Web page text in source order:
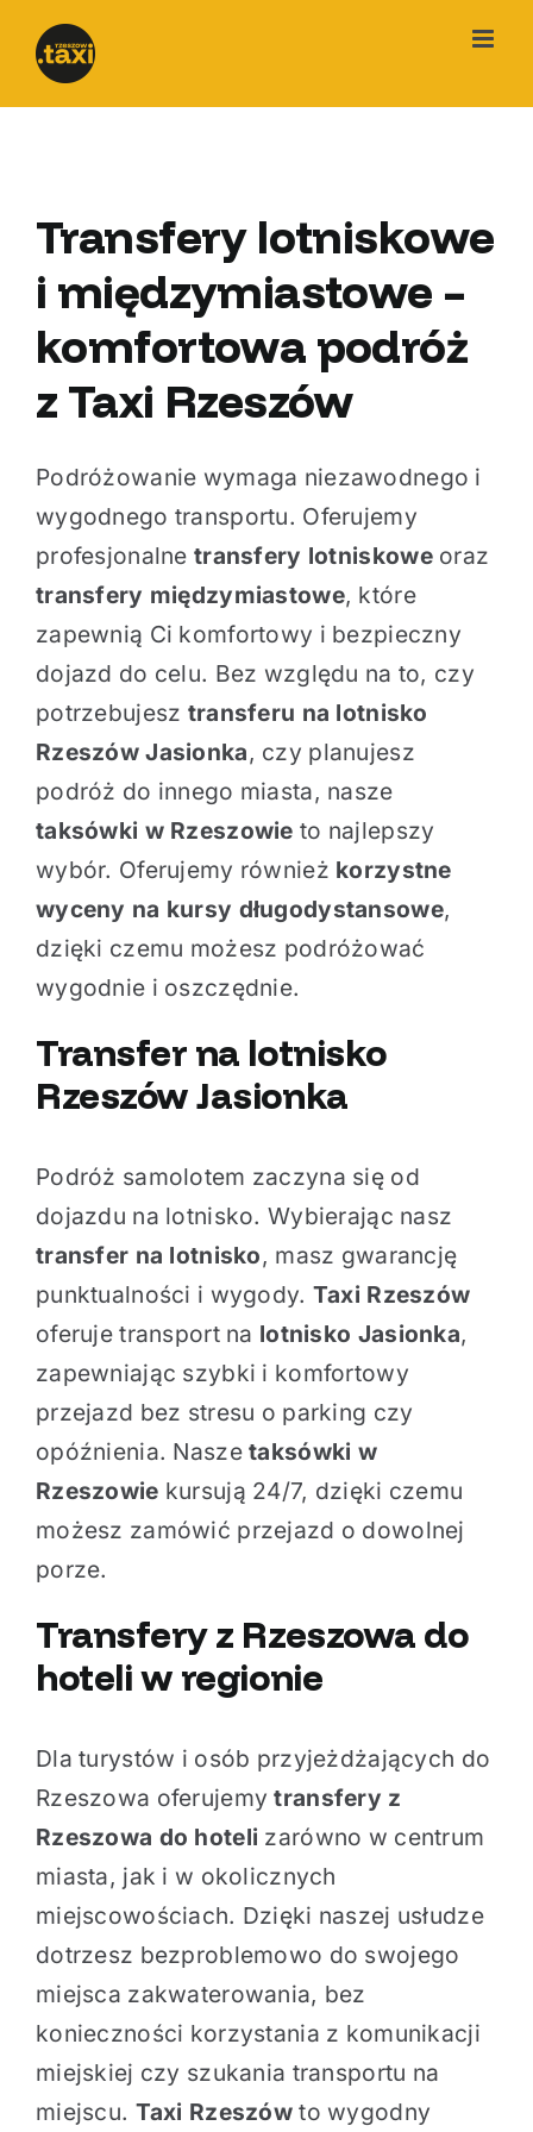
Przejdź
Transfery lotniskowe
i międzymiastowe –
komfortowa podróż
z Taxi Rzeszów
Podróżowanie wymaga niezawodnego i
wygodnego transportu. Oferujemy
profesjonalnetransfery lotniskoweoraz
transfery międzymiastowe, które
zapewnią Ci komfortowy i bezpieczny
dojazd do celu. Bez względu na to, czy
potrzebujesz transferu na lotnisko
Rzeszów Jasionka, czy planujesz
podróż do innego miasta, nasze
taksówki w Rzeszowie to najlepszy
wybór. Oferujemy również korzystne
wyceny na kursy długodystansowe,
dzięki czemu możesz podróżować
wygodnie i oszczędnie.
Transfer na lotnisko
Rzeszów Jasionka
Podróż samolotem zaczyna się od
dojazdu na lotnisko. Wybierając nasz
transfer na lotnisko, masz gwarancję
punktualności i wygody. Taxi Rzeszów
oferuje transport na lotnisko Jasionka,
zapewniając szybki i komfortowy
przejazd bez stresu o parking czy
opóźnienia. Naszetaksówki w
Rzeszowie kursują 24/7, dzięki czemu
możesz zamówić przejazd o dowolnej
porze.
Transfery z Rzeszowa do
hoteli w regionie
Dla turystów i osób przyjeżdżających do
Rzeszowa oferujemytransfery z
Rzeszowa do hoteli zarówno w centrum
miasta, jak i w okolicznych
miejscowościach. Dzięki naszej usłudze
dotrzesz bezproblemowo do swojego
miejsca zakwaterowania, bez
konieczności korzystania z komunikacji
miejskiej czy szukania transportu na
miejscu. Taxi Rzeszów to wygodny